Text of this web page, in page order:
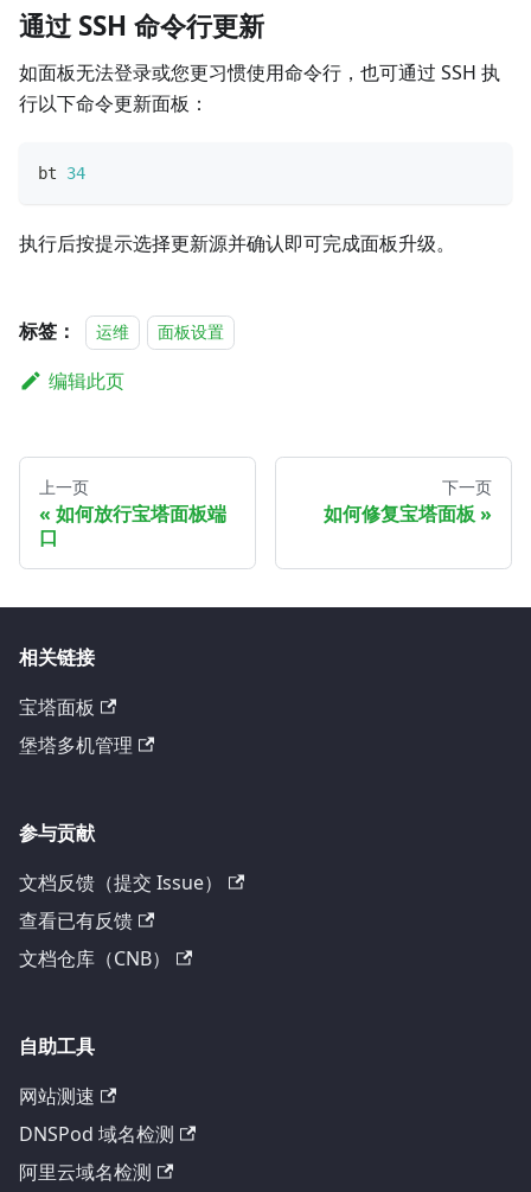
通过 SSH 命令行更新
如面板无法登录或您更习惯使用命令行，也可通过 SSH 执
行以下命令更新面板：
bt 34
执行后按提示选择更新源并确认即可完成面板升级。
标签： 运维 面板设置
编辑此页
上一页
如何放行宝塔面板端
口
下一页
如何修复宝塔面板
相关链接
宝塔面板
堡塔多机管理
参与贡献
文档反馈（提交 Issue）
查看已有反馈
文档仓库（CNB）
自助工具
网站测速
DNSPod 域名检测
阿里云域名检测